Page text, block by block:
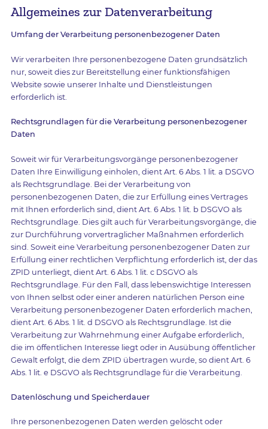
Allgemeines zur Datenverarbeitung
Umfang der Verarbeitung personenbezogener Daten
Wir verarbeiten Ihre personenbezogene Daten grundsätzlich
nur, soweit dies zur Bereitstellung einer funktionsfähigen
Website sowie unserer Inhalte und Dienstleistungen
erforderlich ist.
Rechtsgrundlagen für die Verarbeitung personenbezogener
Daten
Soweit wir für Verarbeitungsvorgänge personenbezogener
Daten Ihre Einwilligung einholen, dient Art. 6 Abs. 1 lit. a DSGVO
als Rechtsgrundlage. Bei der Verarbeitung von
personenbezogenen Daten, die zur Erfüllung eines Vertrages
mit Ihnen erforderlich sind, dient Art. 6 Abs. 1 lit. b DSGVO als
Rechtsgrundlage. Dies gilt auch für Verarbeitungsvorgänge, die
zur Durchführung vorvertraglicher Maßnahmen erforderlich
sind. Soweit eine Verarbeitung personenbezogener Daten zur
Erfüllung einer rechtlichen Verpflichtung erforderlich ist, der das
ZPID unterliegt, dient Art. 6 Abs. 1 lit. c DSGVO als
Rechtsgrundlage. Für den Fall, dass lebenswichtige Interessen
von Ihnen selbst oder einer anderen natürlichen Person eine
Verarbeitung personenbezogener Daten erforderlich machen,
dient Art. 6 Abs. 1 lit. d DSGVO als Rechtsgrundlage. Ist die
Verarbeitung zur Wahrnehmung einer Aufgabe erforderlich,
die im öffentlichen Interesse liegt oder in Ausübung öffentlicher
Gewalt erfolgt, die dem ZPID übertragen wurde, so dient Art. 6
Abs. 1 lit. e DSGVO als Rechtsgrundlage für die Verarbeitung.
Datenlöschung und Speicherdauer
Ihre personenbezogenen Daten werden gelöscht oder